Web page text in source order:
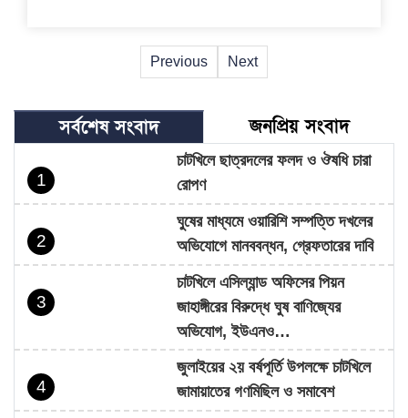
Previous Next
সর্বশেষ সংবাদ জনপ্রিয় সংবাদ
1
চাটখিলে ছাত্রদলের ফলদ ও ঔষধি চারা
রোপণ
2
ঘুষের মাধ্যমে ওয়ারিশি সম্পত্তি দখলের
অভিযোগে মানববন্ধন, গ্রেফতারের দাবি
3
চাটখিলে এসিল্যান্ড অফিসের পিয়ন
জাহাঙ্গীরের বিরুদ্ধে ঘুষ বাণিজ্যের
অভিযোগ, ইউএনও…
4
জুলাইয়ের ২য় বর্ষপূর্তি উপলক্ষে চাটখিলে
জামায়াতের গণমিছিল ও সমাবেশ